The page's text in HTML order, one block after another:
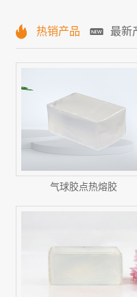
热销产品 最新
气球胶点热熔胶